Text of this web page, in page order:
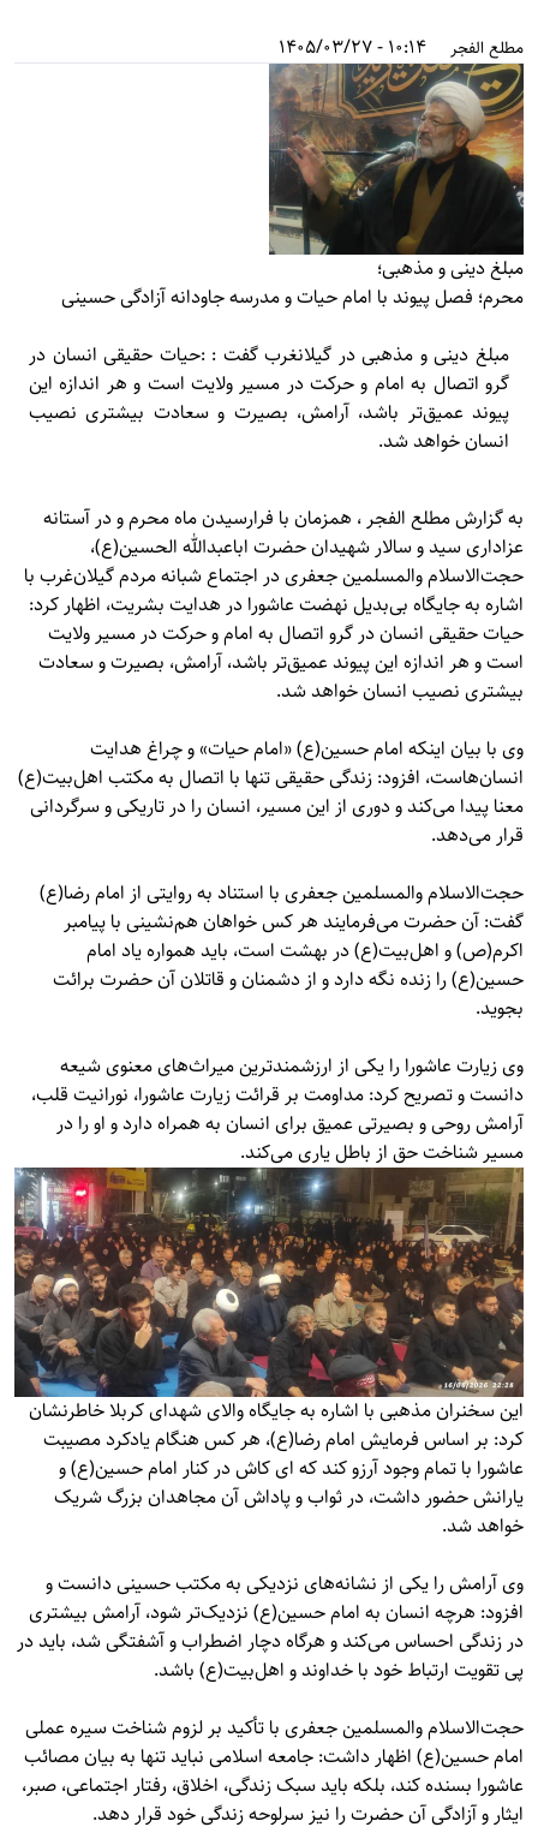
مطلع الفجر 10:14 - 1405/03/27
مبلغ دینی و مذهبی؛
محرم؛ فصل پیوند با امام حیات و مدرسه جاودانه آزادگی حسینی
مبلغ دینی و مذهبی در گیلانغرب گفت : :حیات حقیقی انسان در
گرو اتصال به امام و حرکت در مسیر ولایت است و هر اندازه این
پیوند عمیق‌تر باشد، آرامش، بصیرت و سعادت بیشتری نصیب
انسان خواهد شد.
به گزارشمطلع الفجر ، همزمان با فرارسیدن ماه محرم و در آستانه
عزاداری سید و سالار شهیدان حضرت اباعبدالله الحسین(ع)،
حجت‌الاسلام والمسلمین جعفری در اجتماع شبانه مردم گیلان‌غرب با
اشاره به جایگاه بی‌بدیل نهضت عاشورا در هدایت بشریت، اظهار کرد:
حیات حقیقی انسان در گرو اتصال به امام و حرکت در مسیر ولایت
است و هر اندازه این پیوند عمیق‌تر باشد، آرامش، بصیرت و سعادت
بیشتری نصیب انسان خواهد شد.
وی با بیان اینکه امام حسین(ع) «امام حیات» و چراغ هدایت
انسان‌هاست، افزود: زندگی حقیقی تنها با اتصال به مکتب اهل‌بیت(ع)
معنا پیدا می‌کند و دوری از این مسیر، انسان را در تاریکی و سرگردانی
قرار می‌دهد.
حجت‌الاسلام والمسلمین جعفری با استناد به روایتی از امام رضا(ع)
گفت: آن حضرت می‌فرمایند هر کس خواهان هم‌نشینی با پیامبر
اکرم(ص) و اهل‌بیت(ع) در بهشت است، باید همواره یاد امام
حسین(ع) را زنده نگه دارد و از دشمنان و قاتلان آن حضرت برائت
بجوید.
وی زیارت عاشورا را یکی از ارزشمندترین میراث‌های معنوی شیعه
دانست و تصریح کرد: مداومت بر قرائت زیارت عاشورا، نورانیت قلب،
آرامش روحی و بصیرتی عمیق برای انسان به همراه دارد و او را در
مسیر شناخت حق از باطل یاری می‌کند.
این سخنران مذهبی با اشاره به جایگاه والای شهدای کربلا خاطرنشان
کرد: بر اساس فرمایش امام رضا(ع)، هر کس هنگام یادکرد مصیبت
عاشورا با تمام وجود آرزو کند که ای کاش در کنار امام حسین(ع) و
یارانش حضور داشت، در ثواب و پاداش آن مجاهدان بزرگ شریک
خواهد شد.
وی آرامش را یکی از نشانه‌های نزدیکی به مکتب حسینی دانست و
افزود: هرچه انسان به امام حسین(ع) نزدیک‌تر شود، آرامش بیشتری
در زندگی احساس می‌کند و هرگاه دچار اضطراب و آشفتگی شد، باید در
پی تقویت ارتباط خود با خداوند و اهل‌بیت(ع) باشد.
حجت‌الاسلام والمسلمین جعفری با تأکید بر لزوم شناخت سیره عملی
امام حسین(ع) اظهار داشت: جامعه اسلامی نباید تنها به بیان مصائب
عاشورا بسنده کند، بلکه باید سبک زندگی، اخلاق، رفتار اجتماعی، صبر،
ایثار و آزادگی آن حضرت را نیز سرلوحه زندگی خود قرار دهد.